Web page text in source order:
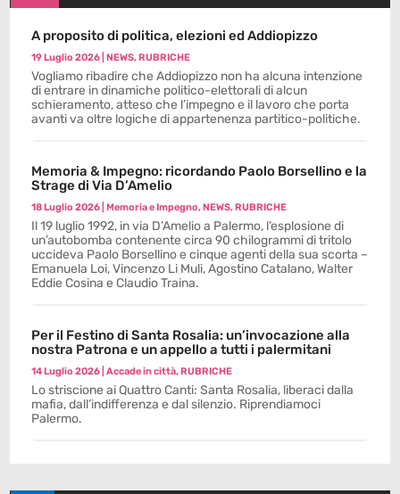
A proposito di politica, elezioni ed Addiopizzo
19 Luglio 2026 |NEWS,RUBRICHE
Vogliamo ribadire che Addiopizzo non ha alcuna intenzione
di entrare in dinamiche politico-elettorali di alcun
schieramento, atteso che l’impegno e il lavoro che porta
avanti va oltre logiche di appartenenza partitico-politiche.
Memoria & Impegno: ricordando Paolo Borsellino e la
Strage di Via D’Amelio
18 Luglio 2026 |Memoria e Impegno,NEWS,RUBRICHE
Il 19 luglio 1992, in via D’Amelio a Palermo, l’esplosione di
un’autobomba contenente circa 90 chilogrammi di tritolo
uccideva Paolo Borsellino e cinque agenti della sua scorta –
Emanuela Loi, Vincenzo Li Muli, Agostino Catalano, Walter
Eddie Cosina e Claudio Traina.
Per il Festino di Santa Rosalia: un’invocazione alla
nostra Patrona e un appello a tutti i palermitani
14 Luglio 2026 |Accade in città,RUBRICHE
Lo striscione ai Quattro Canti: Santa Rosalia, liberaci dalla
mafia, dall’indifferenza e dal silenzio. Riprendiamoci
Palermo.